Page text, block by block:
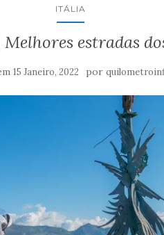
ITÁLIA
estradas
15 Janeiro, 2022 por